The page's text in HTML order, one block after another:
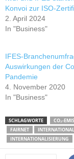
Konvoi zur ISO-
2. April 2024
In "Business"
IFES-
Auswirkungen der
Pandemie
4. November 2020
In "Business"
SCHLAGWORTE CO₂-
FAIRNET
INTERNATIONALISIERUNG